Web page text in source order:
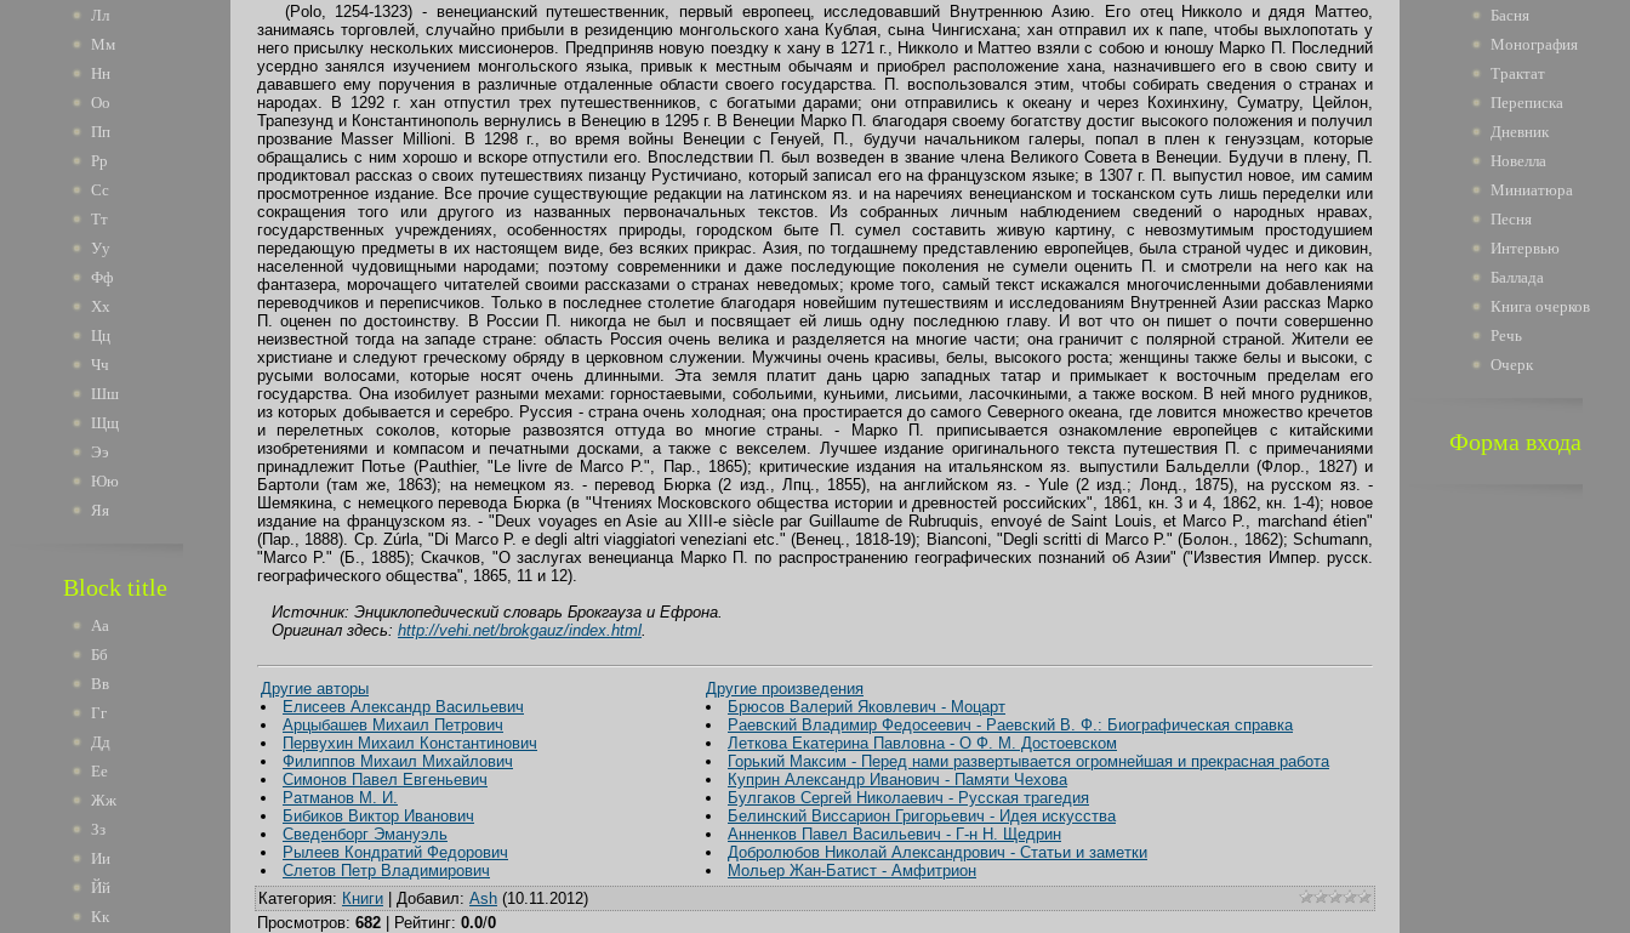
Лл
Мм
Нн
Оо
Пп
Рр
Сс
Тт
Уу
Фф
Хх
Цц
Чч
Шш
Щщ
Ээ
Юю
Яя
Block title
Аа
Бб
Вв
Гг
Дд
Ее
Жж
Зз
Ии
Йй
Кк
(Polo, 1254-1323) - венецианский путешественник, первый европеец, исследовавший Внутреннюю Азию. Его отец Никколо и дядя Маттео,
занимаясь торговлей, случайно прибыли в резиденцию монгольского хана Кублая, сына Чингисхана; хан отправил их к папе, чтобы выхлопотать у
него присылку нескольких миссионеров. Предприняв новую поездку к хану в 1271 г., Никколо и Маттео взяли с собою и юношу Марко П. Последний
усердно занялся изучением монгольского языка, привык к местным обычаям и приобрел расположение хана, назначившего его в свою свиту и
дававшего ему поручения в различные отдаленные области своего государства. П. воспользовался этим, чтобы собирать сведения о странах и
народах. В 1292 г. хан отпустил трех путешественников, с богатыми дарами; они отправились к океану и через Кохинхину, Суматру, Цейлон,
Трапезунд и Константинополь вернулись в Венецию в 1295 г. В Венеции Марко П. благодаря своему богатству достиг высокого положения и получил
прозвание Masser Millioni. В 1298 г., во время войны Венеции с Генуей, П., будучи начальником галеры, попал в плен к генуэзцам, которые
обращались с ним хорошо и вскоре отпустили его. Впоследствии П. был возведен в звание члена Великого Совета в Венеции. Будучи в плену, П.
продиктовал рассказ о своих путешествиях пизанцу Рустичиано, который записал его на французском языке; в 1307 г. П. выпустил новое, им самим
просмотренное издание. Все прочие существующие редакции на латинском яз. и на наречиях венецианском и тосканском суть лишь переделки или
сокращения того или другого из названных первоначальных текстов. Из собранных личным наблюдением сведений о народных нравах,
государственных учреждениях, особенностях природы, городском быте П. сумел составить живую картину, с невозмутимым простодушием
передающую предметы в их настоящем виде, без всяких прикрас. Азия, по тогдашнему представлению европейцев, была страной чудес и диковин,
населенной чудовищными народами; поэтому современники и даже последующие поколения не сумели оценить П. и смотрели на него как на
фантазера, морочащего читателей своими рассказами о странах неведомых; кроме того, самый текст искажался многочисленными добавлениями
переводчиков и переписчиков. Только в последнее столетие благодаря новейшим путешествиям и исследованиям Внутренней Азии рассказ Марко
П. оценен по достоинству. В России П. никогда не был и посвящает ей лишь одну последнюю главу. И вот что он пишет о почти совершенно
неизвестной тогда на западе стране: область Россия очень велика и разделяется на многие части; она граничит с полярной страной. Жители ее
христиане и следуют греческому обряду в церковном служении. Мужчины очень красивы, белы, высокого роста; женщины также белы и высоки, с
русыми волосами, которые носят очень длинными. Эта земля платит дань царю западных татар и примыкает к восточным пределам его
государства. Она изобилует разными мехами: горностаевыми, собольими, куньими, лисьими, ласочкиными, а также воском. В ней много рудников,
из которых добывается и серебро. Руссия - страна очень холодная; она простирается до самого Северного океана, где ловится множество кречетов
и перелетных соколов, которые развозятся оттуда во многие страны. - Марко П. приписывается ознакомление европейцев с китайскими
изобретениями и компасом и печатными досками, а также с векселем. Лучшее издание оригинального текста путешествия П. с примечаниями
принадлежит Потье (Pauthier, "Le livre de Marco P.", Пар., 1865); критические издания на итальянском яз. выпустили Бальделли (Флор., 1827) и
Бартоли (там же, 1863); на немецком яз. - перевод Бюрка (2 изд., Лпц., 1855), на английском яз. - Yulе (2 изд.; Лонд., 1875), на русском яз. -
Шемякина, с немецкого перевода Бюрка (в "Чтениях Московского общества истории и древностей российских", 1861, кн. 3 и 4, 1862, кн. 1-4); новое
издание на французском яз. - "Deux voyages en Asie au XIII-e siècle par Guillaume de Rubruquis, envoyé de Saint Louis, et Marco P., marchand étien"
(Пар., 1888). Ср. Zúrla, "Di Marco P. e degli altri viaggiatori veneziani etc." (Венец., 1818-19); Bianconi, "Degli scritti di Marco P." (Болон., 1862); Schumann,
"Marco P." (Б., 1885); Скачков, "О заслугах венецианца Марко П. по распространению географических познаний об Азии" ("Известия Импер. русск.
географического общества", 1865, 11 и 12).
Источник: Энциклопедический словарь Брокгауза и Ефрона.
Оригинал здесь: http://vehi.net/brokgauz/index.html
Другие авторы
Елисеев Александр Васильевич
Арцыбашев Михаил Петрович
Первухин Михаил Константинович
Филиппов Михаил Михайлович
Симонов Павел Евгеньевич
Ратманов М. И.
Бибиков Виктор Иванович
Сведенборг Эмануэль
Рылеев Кондратий Федорович
Слетов Петр Владимирович
Другие произведения
Брюсов Валерий Яковлевич - Моцарт
Раевский Владимир Федосеевич - Раевский В. Ф.: Биографическая справка
Леткова Екатерина Павловна - О Ф. М. Достоевском
Горький Максим - Перед нами развертывается огромнейшая и прекрасная работа
Куприн Александр Иванович - Памяти Чехова
Булгаков Сергей Николаевич - Русская трагедия
Белинский Виссарион Григорьевич - Идея искусства
Анненков Павел Васильевич - Г-н Н. Щедрин
Добролюбов Николай Александрович - Статьи и заметки
Мольер Жан-Батист - Амфитрион
Категория: Книги Добавил: Ash (10.11.2012)
Просмотров: 682 Рейтинг: 0.0/0
Басня
Монография
Трактат
Переписка
Дневник
Новелла
Миниатюра
Песня
Интервью
Баллада
Книга очерков
Речь
Очерк
Форма входа